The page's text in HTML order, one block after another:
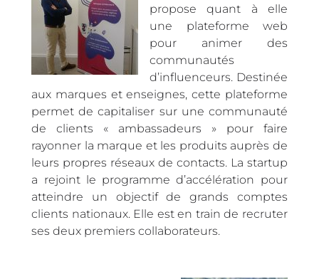
propose quant à elle
une plateforme web
pour animer des
communautés
d’influenceurs. Destinée
aux marques et enseignes, cette plateforme
permet de capitaliser sur une communauté
de clients « ambassadeurs » pour faire
rayonner la marque et les produits auprès de
leurs propres réseaux de contacts. La startup
a rejoint le programme d’accélération pour
atteindre un objectif de grands comptes
clients nationaux. Elle est en train de recruter
ses deux premiers collaborateurs.